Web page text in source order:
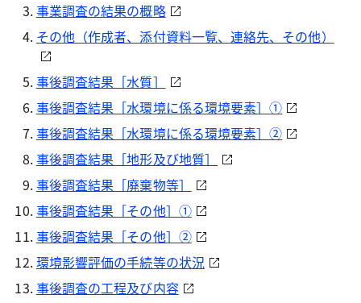
事業調査の結果の概略
その他（作成者、添付資料一覧、連絡先、その他）
事後調査結果［水質］
事後調査結果［水環境に係る環境要素］①
事後調査結果［水環境に係る環境要素］②
事後調査結果［地形及び地質］
事後調査結果［廃棄物等］
事後調査結果［その他］①
事後調査結果［その他］②
環境影響評価の手続等の状況
事後調査の工程及び内容